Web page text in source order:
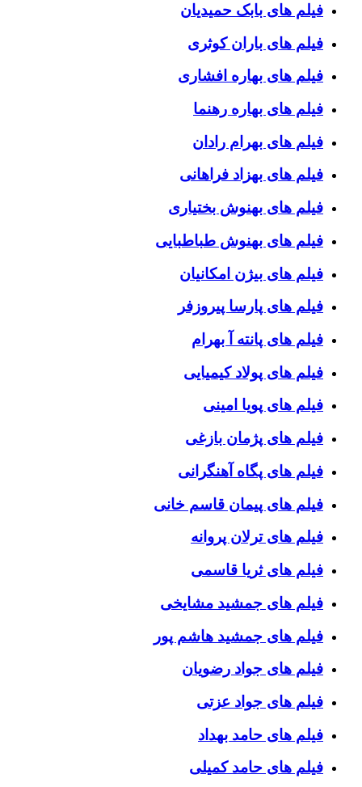
فیلم های بابک حمیدیان
فیلم های باران کوثری
فیلم های بهاره افشاری
فیلم های بهاره رهنما
فیلم های بهرام رادان
فیلم های بهزاد فراهانی
فیلم های بهنوش بختیاری
فیلم های بهنوش طباطبایی
فیلم های بیژن امکانیان
فیلم های پارسا پیروزفر
فیلم های پانته آ بهرام
فیلم های پولاد کیمیایی
فیلم های پویا امینی
فیلم های پژمان بازغی
فیلم های پگاه آهنگرانی
فیلم های پیمان قاسم خانی
فیلم های ترلان پروانه
فیلم های ثریا قاسمی
فیلم های جمشید مشایخی
فیلم های جمشید هاشم پور
فیلم های جواد رضویان
فیلم های جواد عزتی
فیلم های حامد بهداد
فیلم های حامد کمیلی